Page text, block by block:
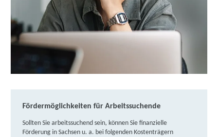
MittweidaPartner
weitere Informationen
Fortbildungsakademie der Wirtschaft (faw)
gemeinnützige Gesellschaft mbH | Karl-Marx-Platz
8, 08606 Oelsnitz
Partner
weitere Informationen
TÜV Rheinland Akademie GmbH | Raschauer Straße
21, 08606 OelsnitzPartner
Fördermöglichkeiten für Arbeitssuchende
Sollten Sie arbeitssuchend sein, können Sie finanzielle
Förderung in Sachsen u. a. bei folgenden Kostenträgern